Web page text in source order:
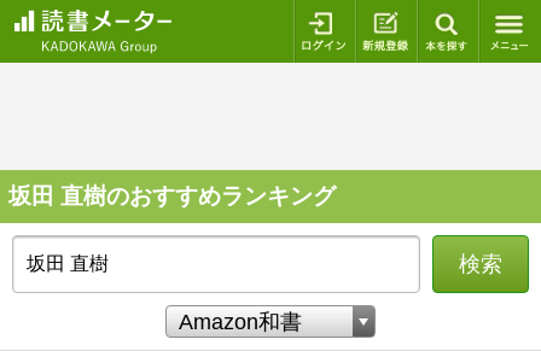
ログイン 新規登録
坂田 直樹のおすすめランキング
検索